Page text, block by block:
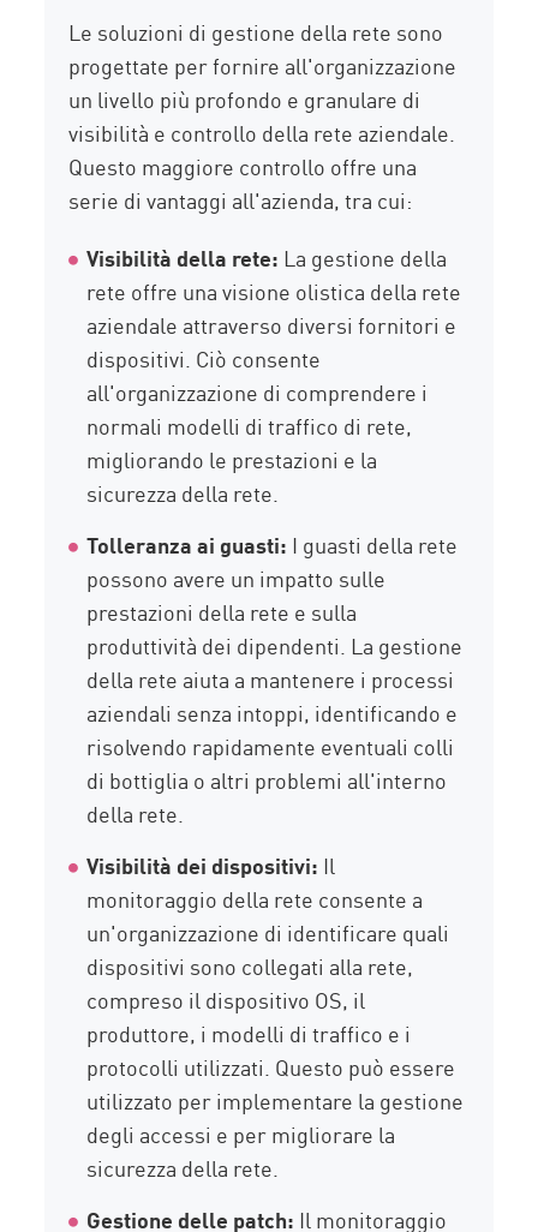
Le soluzioni di gestione della rete sono
progettate per fornire all'organizzazione
un livello più profondo e granulare di
visibilità e controllo della rete aziendale.
Questo maggiore controllo offre una
serie di vantaggi all'azienda, tra cui:
Visibilità della rete: La gestione della
rete offre una visione olistica della rete
aziendale attraverso diversi fornitori e
dispositivi. Ciò consente
all'organizzazione di comprendere i
normali modelli di traffico di rete,
migliorando le prestazioni e la
sicurezza della rete.
Tolleranza ai guasti: I guasti della rete
possono avere un impatto sulle
prestazioni della rete e sulla
produttività dei dipendenti. La gestione
della rete aiuta a mantenere i processi
aziendali senza intoppi, identificando e
risolvendo rapidamente eventuali colli
di bottiglia o altri problemi all'interno
della rete.
Visibilità dei dispositivi: Il
monitoraggio della rete consente a
un'organizzazione di identificare quali
dispositivi sono collegati alla rete,
compreso il dispositivo OS, il
produttore, i modelli di traffico e i
protocolli utilizzati. Questo può essere
utilizzato per implementare la gestione
degli accessi e per migliorare la
sicurezza della rete.
Gestione delle patch: Il monitoraggio